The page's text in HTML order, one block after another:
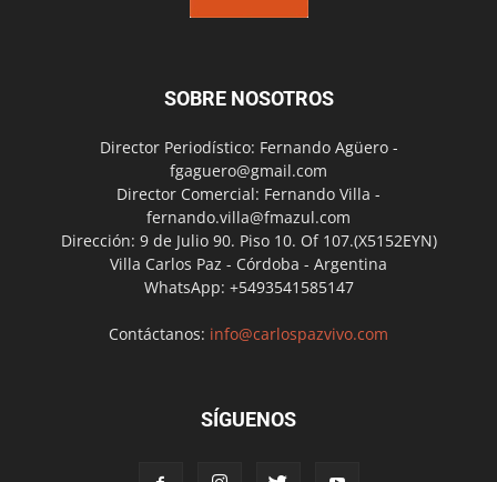
SOBRE NOSOTROS
Director Periodístico: Fernando Agüero -
fgaguero@gmail.com
Director Comercial: Fernando Villa -
fernando.villa@fmazul.com
Dirección: 9 de Julio 90. Piso 10. Of 107.(X5152EYN)
Villa Carlos Paz - Córdoba - Argentina
WhatsApp: +5493541585147
Contáctanos: info@carlospazvivo.com
SÍGUENOS